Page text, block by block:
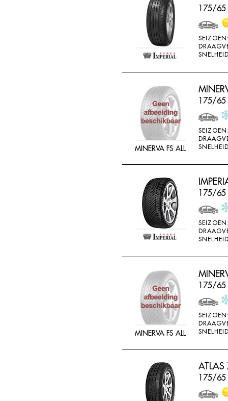
175/65
MINERVA FS ALL
175/65
175/65
MINERVA FS ALL
175/65
175/65